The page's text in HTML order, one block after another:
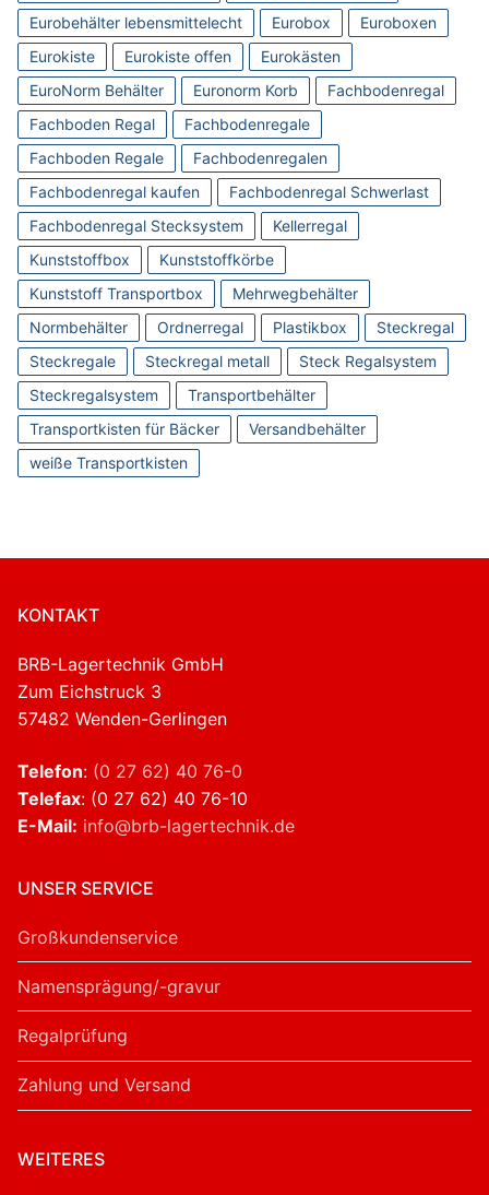
Eurobehälter lebensmittelecht
Eurobox
Euroboxen
Eurokiste
Eurokiste offen
Eurokästen
EuroNorm Behälter
Euronorm Korb
Fachbodenregal
Fachboden Regal
Fachbodenregale
Fachboden Regale
Fachbodenregalen
Fachbodenregal kaufen
Fachbodenregal Schwerlast
Fachbodenregal Stecksystem
Kellerregal
Kunststoffbox
Kunststoffkörbe
Kunststoff Transportbox
Mehrwegbehälter
Normbehälter
Ordnerregal Plastikbox
Steckregal
Steckregale
Steckregal metall
Steck Regalsystem
Steckregalsystem
Transportbehälter
Transportkisten für Bäcker
Versandbehälter
weiße Transportkisten
KONTAKT
BRB-Lagertechnik GmbH
Zum Eichstruck 3
57482 Wenden-Gerlingen
Telefon: (0 27 62) 40 76-0
Telefax: (0 27 62) 40 76-10
E-Mail: info@brb-lagertechnik.de
UNSER SERVICE
Großkundenservice
Namensprägung/-gravur
Regalprüfung
Zahlung und Versand
WEITERES